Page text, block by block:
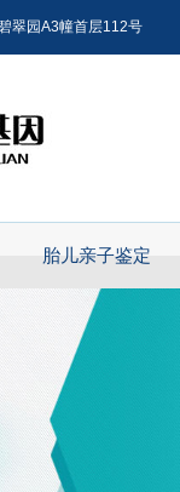
翠园A3幢首层112号
胎儿亲子鉴定